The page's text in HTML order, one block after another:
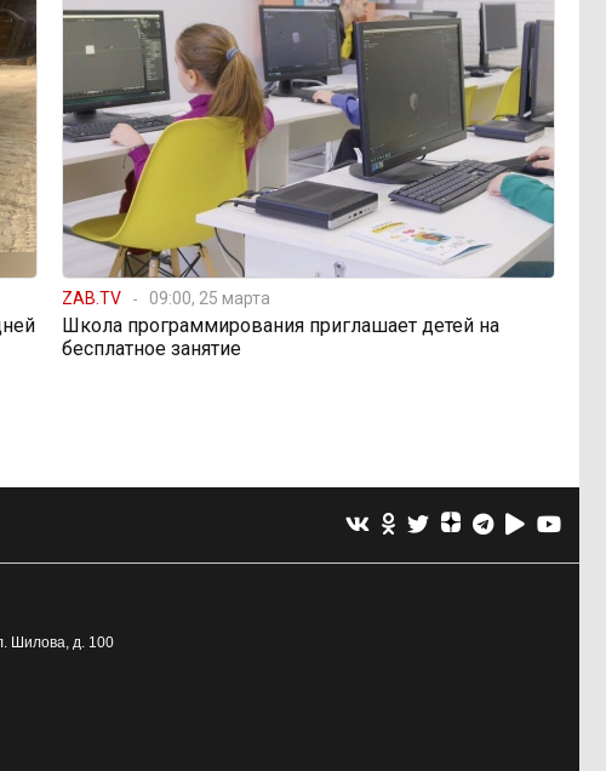
ZAB.TV 09:00, 25 марта
Школа программирования приглашает детей на
бесплатное занятие
Шилова, д. 100